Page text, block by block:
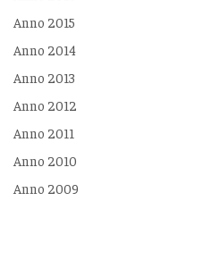
Anno 2015
Anno 2014
Anno 2013
Anno 2012
Anno 2011
Anno 2010
Anno 2009